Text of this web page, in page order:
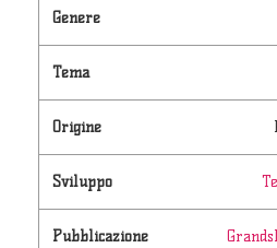
Genere
Tema
Origine
Sviluppo
Pubblicazione